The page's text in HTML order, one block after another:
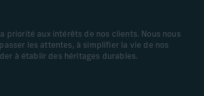
priorité aux intérêts de nos clients. Nous nous
les attentes, à simplifier la vie de nos
à établir des héritages durables.